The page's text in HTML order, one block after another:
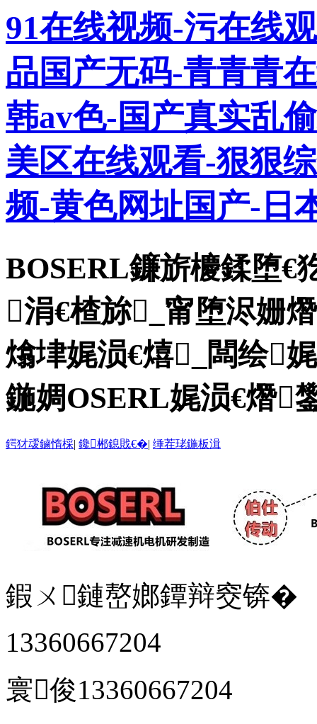
91在线视频-污在线
品国产无码-青青青
韩av色-国产真实乱
美区在线观看-狠狠
频-黄色网址国产-日
BOSERL鐮旂櫦鍒堕€
涓€楂旀_甯堕浕姗
熻垏娓涢€熺_闆绘
鍦婤OSERL娓涢€熸
鍔犲叆鏀惰棌| 鑱郴鎴戝€�| 缍茬珯鍦板湒
鍜ㄨ鏈嶅嫏鐔辩窔锛�
13360667204
寰俊13360667204